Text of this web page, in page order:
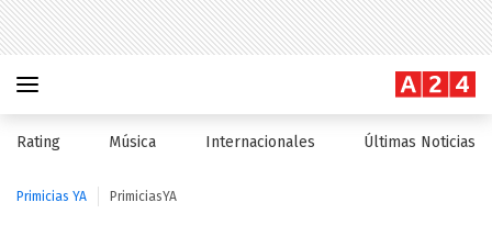
Rating Música Internacionales Últimas Noticias
Primicias YA PrimiciasYA